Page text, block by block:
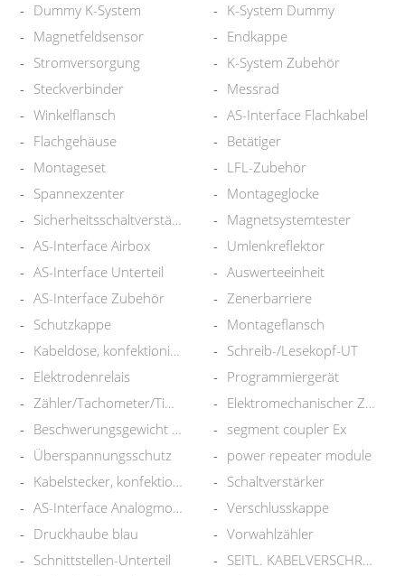
Dummy K-System
K-System Dummy
Magnetfeldsensor
Endkappe
Stromversorgung
K-System Zubehör
Steckverbinder
Messrad
Winkelflansch
AS-Interface Flachkabel
Flachgehäuse
Betätiger
Montageset
LFL-Zubehör
Spannexzenter
Montageglocke
Sicherheitsschaltverstärker
Magnetsystemtester
AS-Interface Airbox
Umlenkreflektor
AS-Interface Unterteil
Auswerteeinheit
AS-Interface Zubehör
Zenerbarriere
Schutzkappe
Montageflansch
Kabeldose, konfektionierbar
Schreib-/Lesekopf-UT
Elektrodenrelais
Programmiergerät
Zähler/Tachometer/Timer
Elektromechanischer Zähler
Beschwerungsgewicht RILSAN
segment coupler Ex
Überspannungsschutz
power repeater module
Kabelstecker, konfektionierbar
Schaltverstärker
AS-Interface Analogmodul
Verschlusskappe
Druckhaube blau
Vorwahlzähler
Schnittstellen-Unterteil
SEITL. KABELVERSCHRAUBUNG SLC